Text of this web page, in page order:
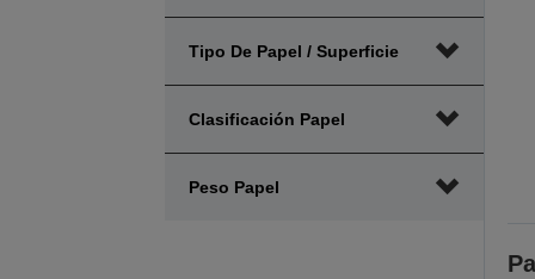
Tipo De Papel / Superficie
Clasificación Papel
Peso Papel